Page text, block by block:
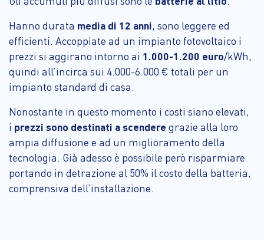
Hanno durata media di 12 anni, sono leggere ed
efficienti. Accoppiate ad un impianto fotovoltaico i
prezzi si aggirano intorno ai 1.000-1.200 euro/kWh,
quindi all’incirca sui 4.000-6.000 € totali per un
impianto standard di casa.
Nonostante in questo momento i costi siano elevati,
i prezzi sono destinati a scendere grazie alla loro
ampia diffusione e ad un miglioramento della
tecnologia. Già adesso è possibile però risparmiare
portando in detrazione al 50% il costo della batteria,
comprensiva dell’installazione.